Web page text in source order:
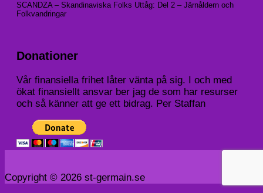
SCANDZA – Skandinaviska Folks Uttåg: Del 2 – Järnåldern och
Folkvandringar
Donationer
Vår finansiella frihet låter vänta på sig. I och med
ökat finansiellt ansvar ber jag de som har resurser
och så känner att ge ett bidrag. Per Staffan
Copyright © 2026 st-germain.se